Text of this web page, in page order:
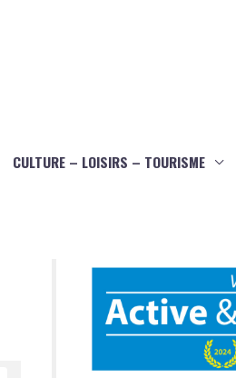
CULTURE – LOISIRS – TOURISME